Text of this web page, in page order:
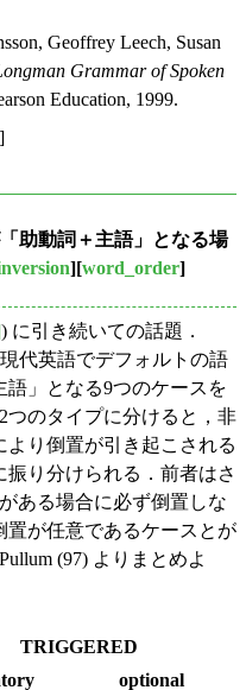
Geoffrey Leech, Susan
Grammar of Spoken
Education, 1999.
]
助動詞＋主語」となる場
][word_order]
) に引き続いての話題．
現代英語でデフォルトの語
」となる9つのケースを
つのタイプに分けると，非
り倒置が引き起こされる
り分けられる．前者はさ
ある場合に必ず倒置しな
置が任意であるケースとが
(97) よりまとめよ
TRIGGERED
optional